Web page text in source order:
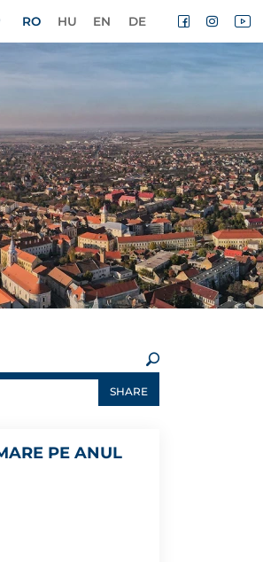
RO HU EN DE
SHARE
PE ANUL